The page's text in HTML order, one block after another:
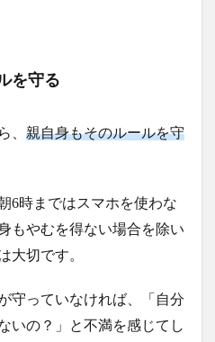
を守る
、 親自身もそのルールを守
6時まではスマホを使わな
もやむを得ない場合を除い
大切です。
守っていなければ、「自分
いの？」と不満を感じてし